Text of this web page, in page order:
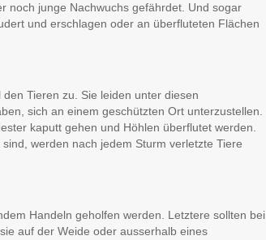
noch junge Nachwuchs gefährdet. Und sogar
und erschlagen oder an überfluteten Flächen
Tieren zu. Sie leiden unter diesen
sich an einem geschützten Ort unterzustellen.
kaputt gehen und Höhlen überflutet werden.
werden nach jedem Sturm verletzte Tiere
Handeln geholfen werden. Letztere sollten bei
auf der Weide oder ausserhalb eines